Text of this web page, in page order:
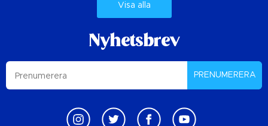
Visa alla
Nyhetsbrev
PRENUMERERA